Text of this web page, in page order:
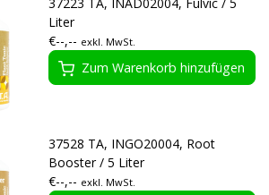
Liter
€--,-- exkl. MwSt.
Zum Warenkorb hinzufügen
37528 TA, INGO20004, Root
Booster / 5 Liter
€--,-- exkl. MwSt.